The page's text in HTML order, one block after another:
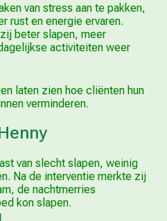
van stress aan te pakken,
rust en energie ervaren.
beter slapen, meer
activiteiten weer
laten zien hoe cliënten hun
verminderen.
van slecht slapen, weinig
Na de interventie merkte zij
de nachtmerries
kon slapen.